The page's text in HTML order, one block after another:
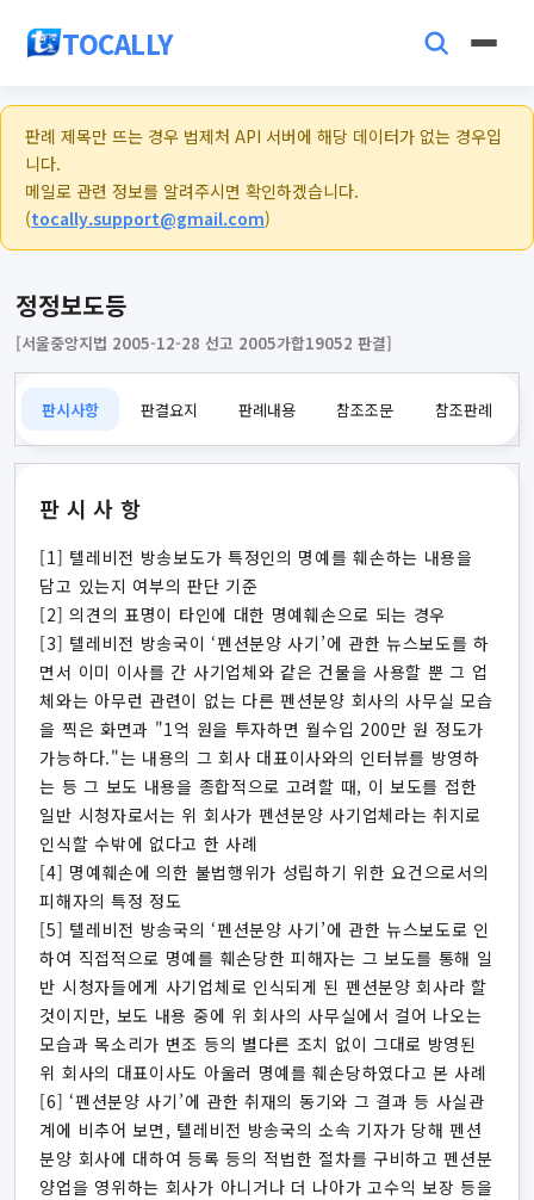
TOCALLY
판례 제목만 뜨는 경우 법제처 API 서버에 해당 데이터가 없는 경우입
니다.
메일로 관련 정보를 알려주시면 확인하겠습니다.
(tocally.support@gmail.com)
정정보도등
[서울중앙지법 2005-12-28 선고 2005가합19052 판결]
판시사항 판결요지 판례내용 참조조문 참조판례
판시사항
[1] 텔레비전 방송보도가 특정인의 명예를 훼손하는 내용을
담고 있는지 여부의 판단 기준
[2] 의견의 표명이 타인에 대한 명예훼손으로 되는 경우
[3] 텔레비전 방송국이 ‘펜션분양 사기’에 관한 뉴스보도를 하
면서 이미 이사를 간 사기업체와 같은 건물을 사용할 뿐 그 업
체와는 아무런 관련이 없는 다른 펜션분양 회사의 사무실 모습
을 찍은 화면과 "1억 원을 투자하면 월수입 200만 원 정도가
가능하다."는 내용의 그 회사 대표이사와의 인터뷰를 방영하
는 등 그 보도 내용을 종합적으로 고려할 때, 이 보도를 접한
일반 시청자로서는 위 회사가 펜션분양 사기업체라는 취지로
인식할 수밖에 없다고 한 사례
[4] 명예훼손에 의한 불법행위가 성립하기 위한 요건으로서의
피해자의 특정 정도
[5] 텔레비전 방송국의 ‘펜션분양 사기’에 관한 뉴스보도로 인
하여 직접적으로 명예를 훼손당한 피해자는 그 보도를 통해 일
반 시청자들에게 사기업체로 인식되게 된 펜션분양 회사라 할
것이지만, 보도 내용 중에 위 회사의 사무실에서 걸어 나오는
모습과 목소리가 변조 등의 별다른 조치 없이 그대로 방영된
위 회사의 대표이사도 아울러 명예를 훼손당하였다고 본 사례
[6] ‘펜션분양 사기’에 관한 취재의 동기와 그 결과 등 사실관
계에 비추어 보면, 텔레비전 방송국의 소속 기자가 당해 펜션
분양 회사에 대하여 등록 등의 적법한 절차를 구비하고 펜션분
양업을 영위하는 회사가 아니거나 더 나아가 고수익 보장 등을